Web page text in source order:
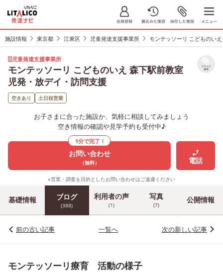
施設情報 東京都 江東区 児童発達支援事業所 モンテッソーリ こどものい
児童発達支援事業所
モンテッソーリ こどものいえ 森下駅前教室
児発・放デイ・訪問支援
リストに
保存
空きあり 土日祝営業
お子さまに合った施設か、気軽に相談してみましょう
空き情報の確認や見学予約も受付中♪
1分で完了！
お問い合わせ
（無料） 電話
※営業・調査を目的としたお問い合わせはご遠慮ください
基礎情報 ブログ
(388)
利用者の声
(1)
写真
(7)
公開情報
前の古い記事 一覧へ 次の新しい記事
モンテッソーリ療育 活動の様子